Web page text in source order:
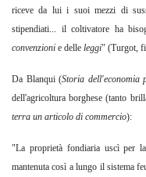
riceve da lui i suoi mezzi di
stipendiati... il coltivatore ha
convenzioni e delle leggi" (Turgot,
Da Blanqui (Storia dell'economia
dell'agricoltura borghese (tanto
terra un articolo di commercio):
"La proprietà fondiaria uscì per
mantenuta così a lungo il sistema